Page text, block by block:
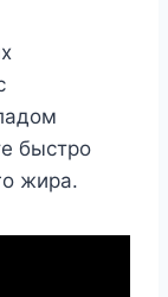
быстро
жира.